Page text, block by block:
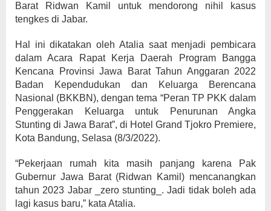
Barat Ridwan Kamil untuk mendorong nihil kasus
tengkes di Jabar.
Hal ini dikatakan oleh Atalia saat menjadi pembicara
dalam Acara Rapat Kerja Daerah Program Bangga
Kencana Provinsi Jawa Barat Tahun Anggaran 2022
Badan Kependudukan dan Keluarga Berencana
Nasional (BKKBN), dengan tema “Peran TP PKK dalam
Penggerakan Keluarga untuk Penurunan Angka
Stunting di Jawa Barat”, di Hotel Grand Tjokro Premiere,
Kota Bandung, Selasa (8/3/2022).
“Pekerjaan rumah kita masih panjang karena Pak
Gubernur Jawa Barat (Ridwan Kamil) mencanangkan
tahun 2023 Jabar _zero stunting_. Jadi tidak boleh ada
lagi kasus baru,” kata Atalia.